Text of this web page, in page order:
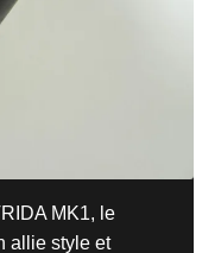
MK1, le
allie style et